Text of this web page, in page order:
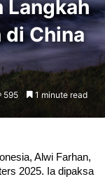
Langkah
di China
595 1 minute read
Alwi Farhan,
2025. Ia dipaksa